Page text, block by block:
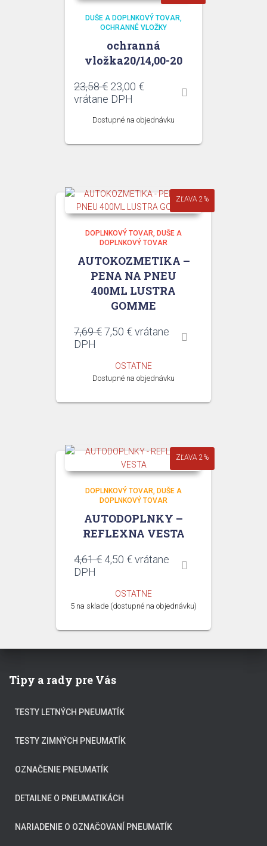
DUŠE A DOPLNKOVÝ TOVAR
OCHRANNÉ VLOŽKY
ochranná
vložka20/14,00-20
23,58€ Pôvodná
cena
23,58 €.
23,00 €Aktuálna
23,00 €.
vrátane DPH
Dostupné na objednávku
ZĽAVA 2%
DOPLNKOVÝ TOVAR DUŠE A
DOPLNKOVÝ TOVAR
AUTOKOZMETIKA –
PENA NA PNEU
400ML LUSTRA
GOMME
7,69€Pôvodná
7,69 €.
7,50 €Aktuálna
7,50 €.
vrátane
DPH
OSTATNE
Dostupné na objednávku
ZĽAVA 2%
DOPLNKOVÝ TOVAR DUŠE A
DOPLNKOVÝ TOVAR
AUTODOPLNKY –
REFLEXNA VESTA
4,61€ Pôvodná
4,61 €.
4,50 €Aktuálna
4,50 €.
vrátane
DPH
OSTATNE
5 na sklade (dostupné na objednávku)
Tipy a rady pre Vás
TESTY LETNÝCH PNEUMATÍK
TESTY ZIMNÝCH PNEUMATÍK
OZNAČENIE PNEUMATÍK
DETAILNE O PNEUMATIKÁCH
NARIADENIE O OZNAČOVANÍ PNEUMATÍK